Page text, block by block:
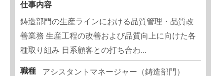
仕事内容
鋳造部門の生産ラインにおける品質管理・品質改
善業務 生産工程の改善および品質向上に向けた各
種取り組み 日系顧客との打ち合わ...
職種 アシスタントマネージャー（鋳造部門）